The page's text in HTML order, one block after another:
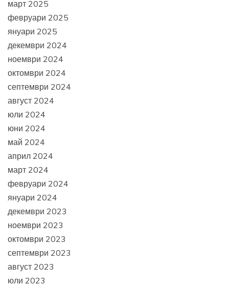
март 2025
февруари 2025
януари 2025
декември 2024
ноември 2024
октомври 2024
септември 2024
август 2024
юли 2024
юни 2024
май 2024
април 2024
март 2024
февруари 2024
януари 2024
декември 2023
ноември 2023
октомври 2023
септември 2023
август 2023
юли 2023